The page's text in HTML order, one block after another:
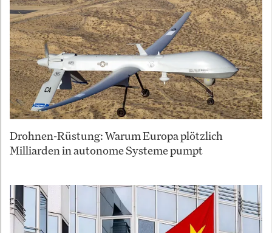
Drohnen-Rüstung: Warum Europa plötzlich
Milliarden in autonome Systeme pumpt